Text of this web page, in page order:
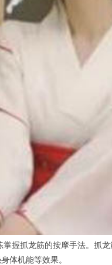
抓龙筋的按摩手法。抓
体机能等效果。